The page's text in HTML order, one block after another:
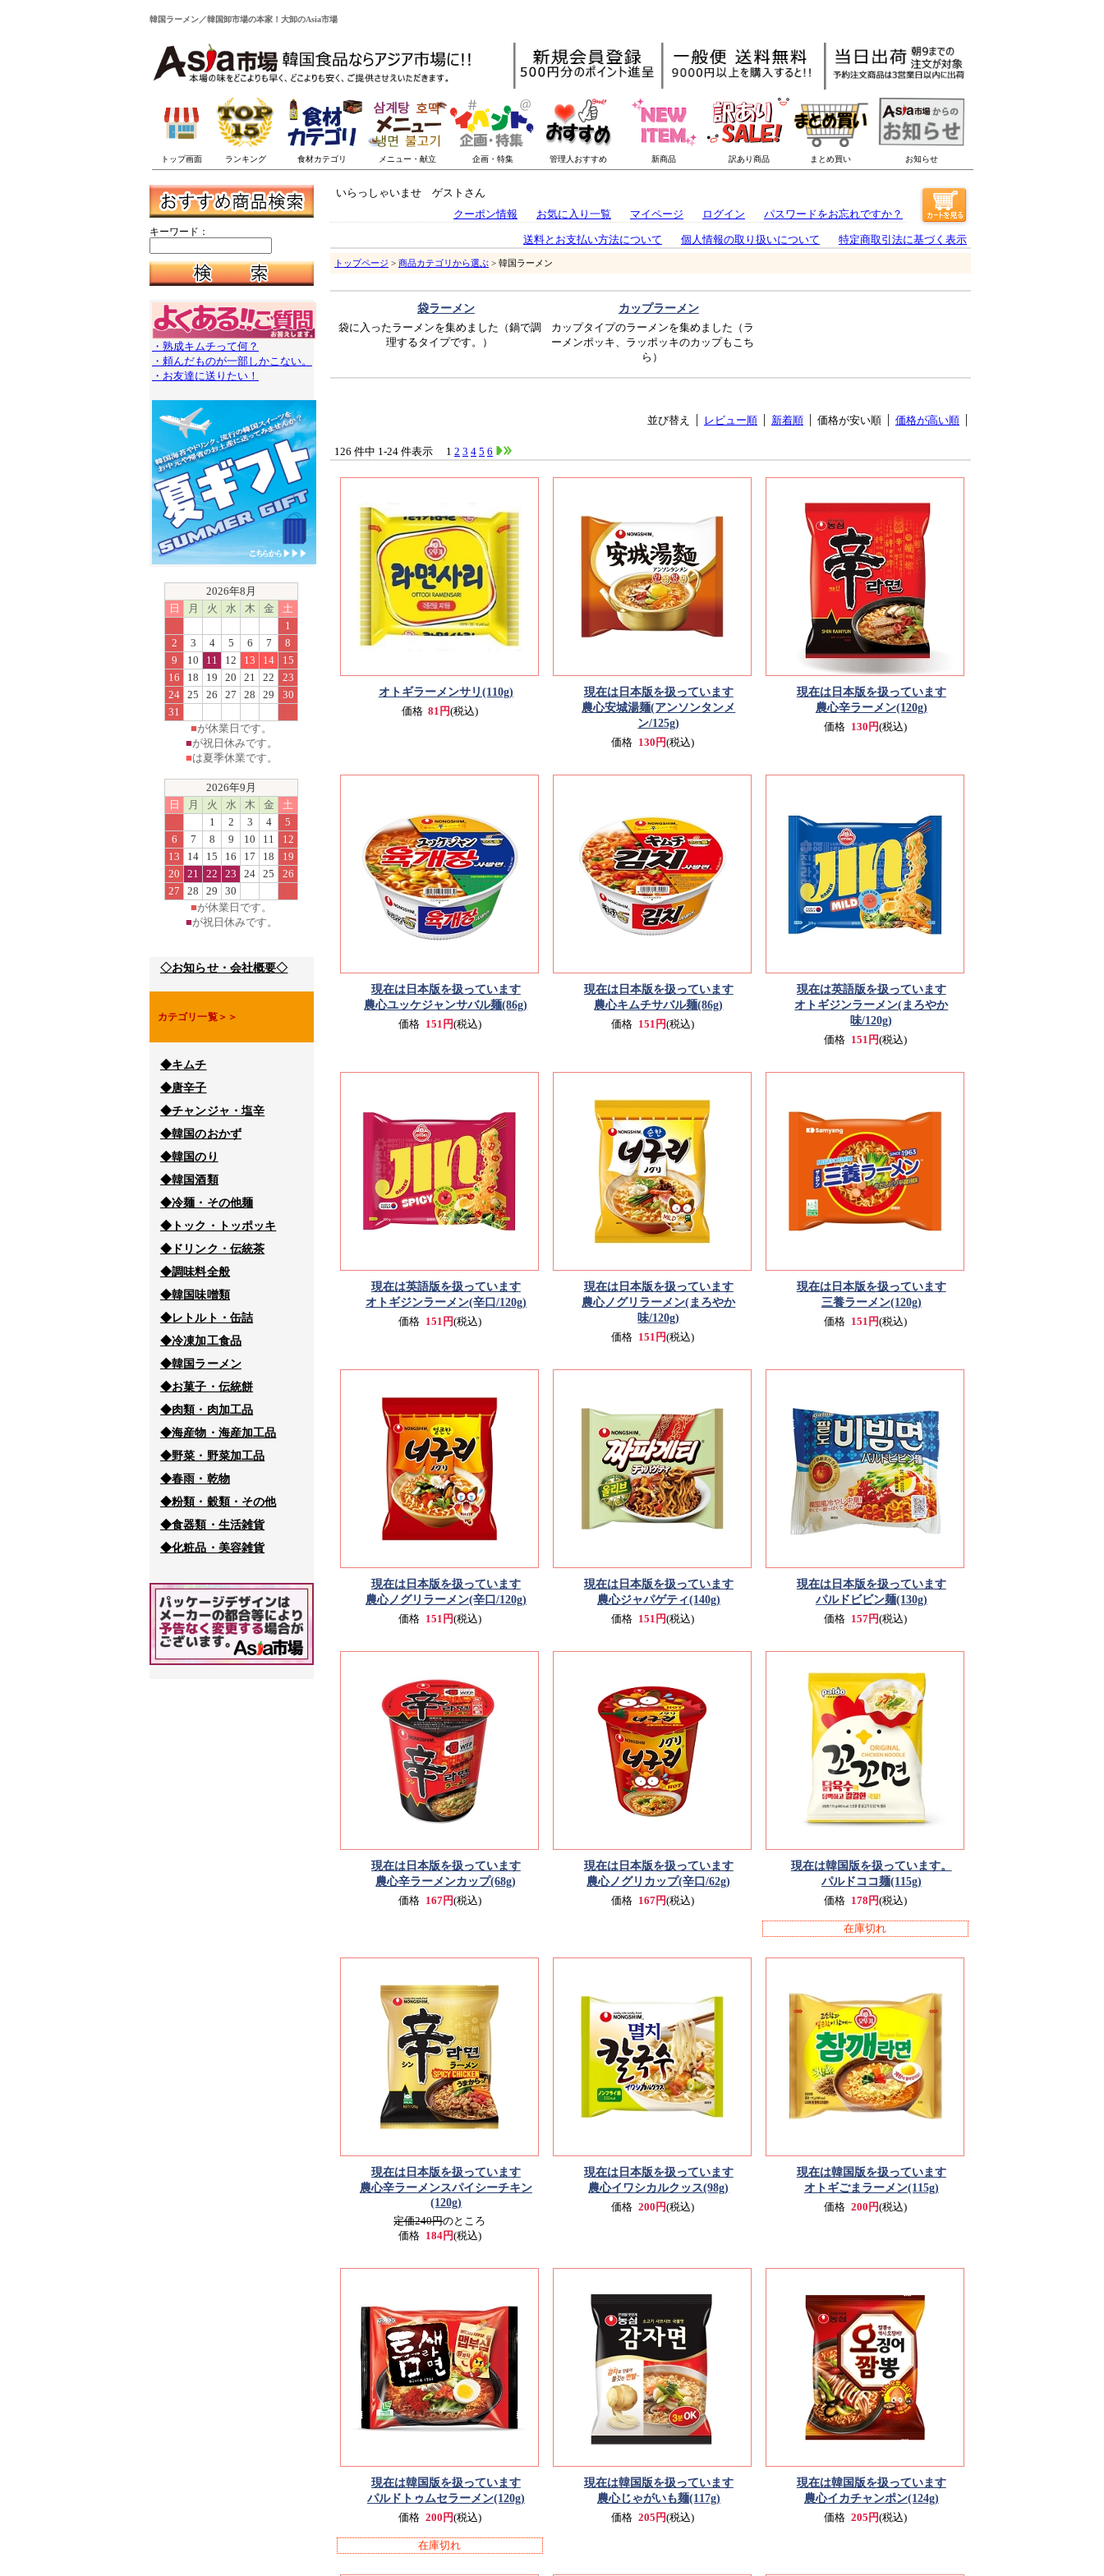
韓国ラーメン／韓国卸市場の本家！大卸のAsia市場
キーワード：
・熟成キムチって何？
・頼んだものが一部しかこない。
・お友達に送りたい！
2026年8月
日
月 火 水 木 金
土
1
2
3 4 5 6 7
8
9
10 11 12 13 14
15
16
18 19 20 21 22
23
24 25 26 27 28 29
30
31
■が休業日です。
■が祝日休みです。
■は夏季休業です。
2026年9月
日
月 火 水 木 金
土
1
2 3 4
5
6
7 8 9 10 11
12
13
14 15 16 17 18
19
20
21 22 23 24 25
26
27
28 29
30
■が休業日です。
■が祝日休みです。
◇お知らせ・会社概要◇
カテゴリ一覧＞＞
◆キムチ
◆唐辛子
◆チャンジャ・塩辛
◆韓国のおかず
◆韓国のり
◆韓国酒類
◆冷麺・その他麺
◆トック・トッポッキ
◆ドリンク・伝統茶
◆調味料全般
◆韓国味噌類
◆レトルト・缶詰
◆冷凍加工食品
◆韓国ラーメン
◆お菓子・伝統餅
◆肉類・肉加工品
◆海産物・海産加工品
◆野菜・野菜加工品
◆春雨・乾物
◆粉類・穀類・その他
◆食器類・生活雑貨
◆化粧品・美容雑貨
いらっしゃいませ ゲストさん
クーポン情報
お気に入り一覧 マイページ ログイン パスワードをお忘れですか？
送料とお支払い方法について 個人情報の取り扱いについて 特定商取引法に基づく表示
トップページ > 商品カテゴリから選ぶ > 韓国ラーメン
袋ラーメン
袋に入ったラーメンを集めました（鍋で調
理するタイプです。）
カップラーメン
カップタイプのラーメンを集めました（ラ
ーメンポッキ、ラッポッキのカップもこち
ら）
並び替え レビュー順 新着順 価格が安い順 価格が高い順
126 件中 1-24 件表示 1 2 3 4 5 6
オトギラーメンサリ(110g)
価格 81円(税込)
現在は日本版を扱っています
農心安城湯麺(アンソンタンメ
ン/125g)
価格 130円(税込)
現在は日本版を扱っています
農心辛ラーメン(120g)
価格 130円(税込)
現在は日本版を扱っています
農心ユッケジャンサバル麺(86g)
価格 151円(税込)
現在は日本版を扱っています
農心キムチサバル麺(86g)
価格 151円(税込)
現在は英語版を扱っています
オトギジンラーメン(まろやか
味/120g)
価格 151円(税込)
現在は英語版を扱っています
オトギジンラーメン(辛口/120g)
価格 151円(税込)
現在は日本版を扱っています
農心ノグリラーメン(まろやか
味/120g)
価格 151円(税込)
現在は日本版を扱っています
三養ラーメン(120g)
価格 151円(税込)
現在は日本版を扱っています
農心ノグリラーメン(辛口/120g)
価格 151円(税込)
現在は日本版を扱っています
農心ジャパゲティ(140g)
価格 151円(税込)
現在は日本版を扱っています
パルドビビン麺(130g)
価格 157円(税込)
現在は日本版を扱っています
農心辛ラーメンカップ(68g)
価格 167円(税込)
現在は日本版を扱っています
農心ノグリカップ(辛口/62g)
価格 167円(税込)
現在は韓国版を扱っています。
パルドココ麺(115g)
価格 178円(税込)
在庫切れ
現在は日本版を扱っています
農心辛ラーメンスパイシーチキン
(120g)
定価240円のところ
価格 184円(税込)
現在は日本版を扱っています
農心イワシカルクッス(98g)
価格 200円(税込)
現在は韓国版を扱っています
オトギごまラーメン(115g)
価格 200円(税込)
現在は韓国版を扱っています
パルドトゥムセラーメン(120g)
価格 200円(税込)
在庫切れ
現在は韓国版を扱っています
農心じゃがいも麺(117g)
価格 205円(税込)
現在は韓国版を扱っています
農心イカチャンポン(124g)
価格 205円(税込)